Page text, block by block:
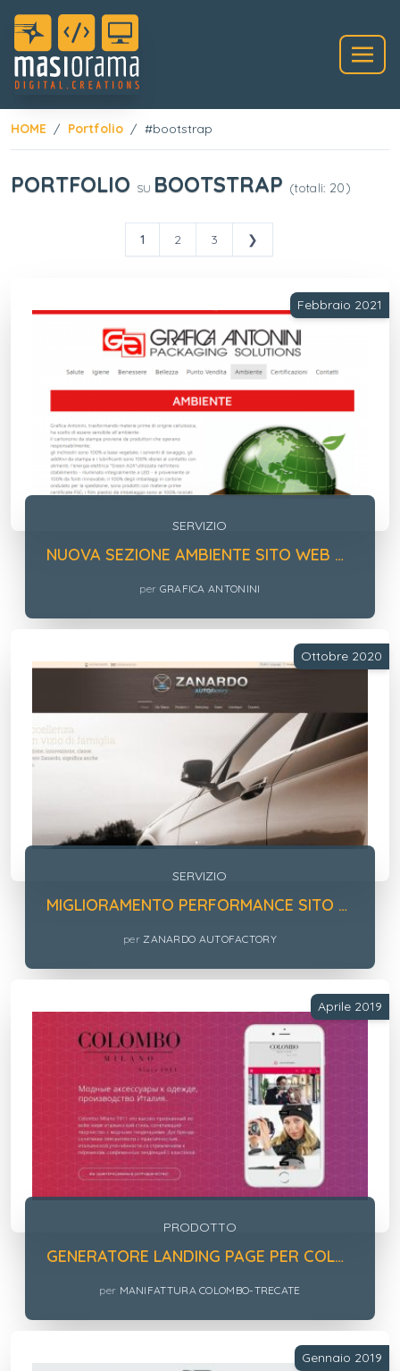
HOME Portfolio #bootstrap
PORTFOLIO SU BOOTSTRAP (totali: 20)
1 2 3 ❯
Febbraio 2021
SERVIZIO
NUOVA SEZIONE AMBIENTE SITO WEB GRAFICA ANTONINI
per GRAFICA ANTONINI
Ottobre 2020
SERVIZIO
MIGLIORAMENTO PERFORMANCE SITO ZANARDO
perZANARDO AUTOFACTORY
Aprile 2019
PRODOTTO
GENERATORE LANDING PAGE PER COLOMBO MILANO 1911
per MANIFATTURA COLOMBO-TRECATE
Gennaio 2019